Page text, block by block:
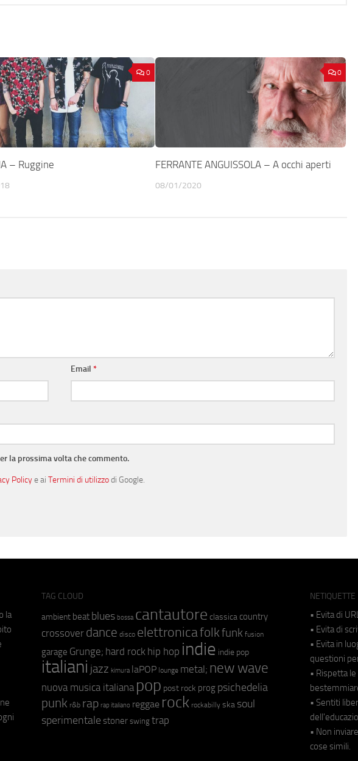
0
– Ruggine
0
FERRANTE ANGUISSOLA – A occhi aperti
08/01/2020
Email*
la prossima volta che commento.
Policye ai Termini di utilizzodi Google.
la
TAG CLOUD
ambient beat blues bossa cantautore classica country
crossover dance disco elettronicafolkfunk fusion
garage Grunge; hard rock hip hop indie indie pop
italiani jazz kimura laPOP lounge metal; new wave
nuova musica italiana pop post rock prog psichedelia
punk r&b rap rap italiano reggae rock rockabilly ska soul
sperimentale stoner swing trap
NETIQUETTE
• Evita di
• Evita di
• Evita in
questioni
• Rispetta
• Sentiti
• Non
cose simili.